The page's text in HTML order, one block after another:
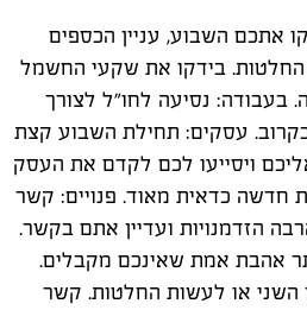
אתכם השבוע, עניין הכספים
בידקו את שקעי החשמל
בעבודה: נסיעה לחו"ל לצורך
עסקים: תחילת השבוע קצת
ויסייעו לכם לקדם את העסק
חדשה כדאית מאוד. פנויים: קשר
הזדמנויות ועדיין אתם בקשר.
אהבת אמת שאינכם מקבלים.
או לעשות החלטות. קשר